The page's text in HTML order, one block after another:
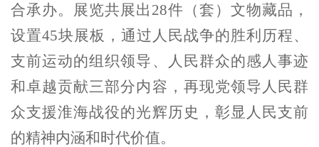
合承办。展览共展出28件（套）文物藏品，
设置45块展板，通过人民战争的胜利历程、
支前运动的组织领导、人民群众的感人事迹
和卓越贡献三部分内容，再现党领导人民群
众支援淮海战役的光辉历史 ，彰显人民支前
的精神内涵和时代价值。